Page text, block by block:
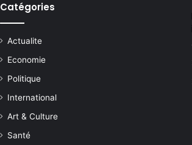
Catégories
Actualite
Economie
Politique
International
Art & Culture
Santé